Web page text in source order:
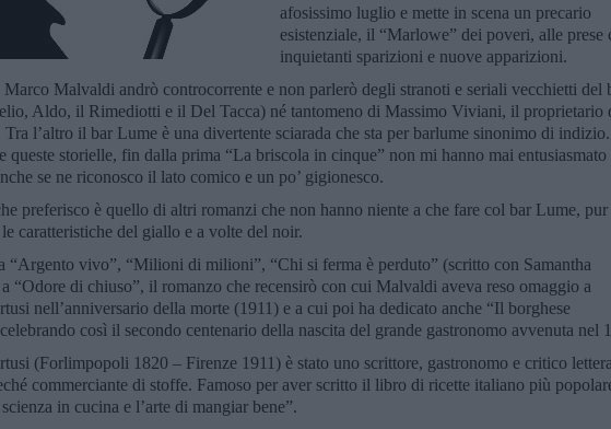
afosissimo luglio e mette in scena un precario
esistenziale, il “Marlowe” dei poveri, alle prese
inquietanti sparizioni e nuove apparizioni.
Marco Malvaldi andrò controcorrente e non parlerò degli stranoti e seriali vecchietti del
Aldo, il Rimediotti e il Del Tacca) né tantomeno di Massimo Viviani, il proprietario
Tra l’altro il bar Lume è una divertente sciarada che sta per barlume sinonimo di indizio.
queste storielle, fin dalla prima “La briscola in cinque” non mi hanno mai entusiasmato
se ne riconosco il lato comico e un po’ gigionesco.
preferisco è quello di altri romanzi che non hanno niente a che fare col bar Lume, pur
caratteristiche del giallo e a volte del noir.
“Argento vivo”, “Milioni di milioni”, “Chi si ferma è perduto” (scritto con Samantha
“Odore di chiuso”, il romanzo che recensirò con cui Malvaldi aveva reso omaggio a
nell’anniversario della morte (1911) e a cui poi ha dedicato anche “Il borghese
così il secondo centenario della nascita del grande gastronomo avvenuta nel
(Forlimpopoli 1820 – Firenze 1911) è stato uno scrittore, gastronomo e critico
commerciante di stoffe. Famoso per aver scritto il libro di ricette italiano più
in cucina e l’arte di mangiar bene”.